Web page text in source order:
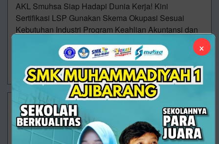
AKL Smuhsa Siap Hadapi Dunia Kerja! Kini
Sertifikasi LSP Gunakan Skema Okupasi Sesuai
Kebutuhan Industri Program Keahlian Akuntansi dan
Keuangan Lembaga (AKL) SMK Muhammadiyah 1
22/12/2025 09:04 - Oleh Administrator - Dilihat 488 kali
AKL
AKL Smuhsa Siap Hadapi Dunia Kerja! Kini
Sertifikasi LSP Gunakan Skema Okupasi Sesuai
×